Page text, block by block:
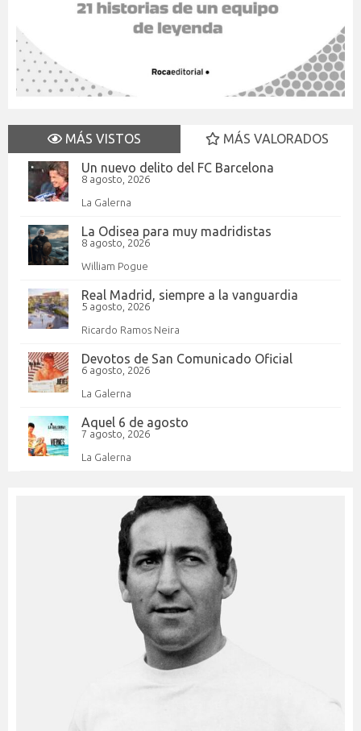
MÁS VISTOS
MÁS VALORADOS
Un nuevo delito del FC Barcelona
8 agosto, 2026
La Galerna
La Odisea para muy madridistas
8 agosto, 2026
William Pogue
Real Madrid, siempre a la vanguardia
5 agosto, 2026
Ricardo Ramos Neira
Devotos de San Comunicado Oficial
6 agosto, 2026
La Galerna
Aquel 6 de agosto
7 agosto, 2026
La Galerna